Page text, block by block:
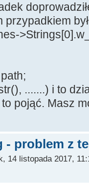
przypadkiem
.......) i to
pojąć. Masz
- problem z
14 listopada 2017,